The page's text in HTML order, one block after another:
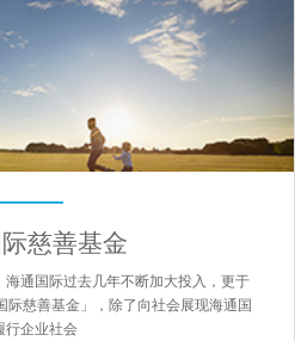
慈善基金
通国际过去几年不断加大投入，更于
慈善基金」，除了向社会展现海通国
行企业社会